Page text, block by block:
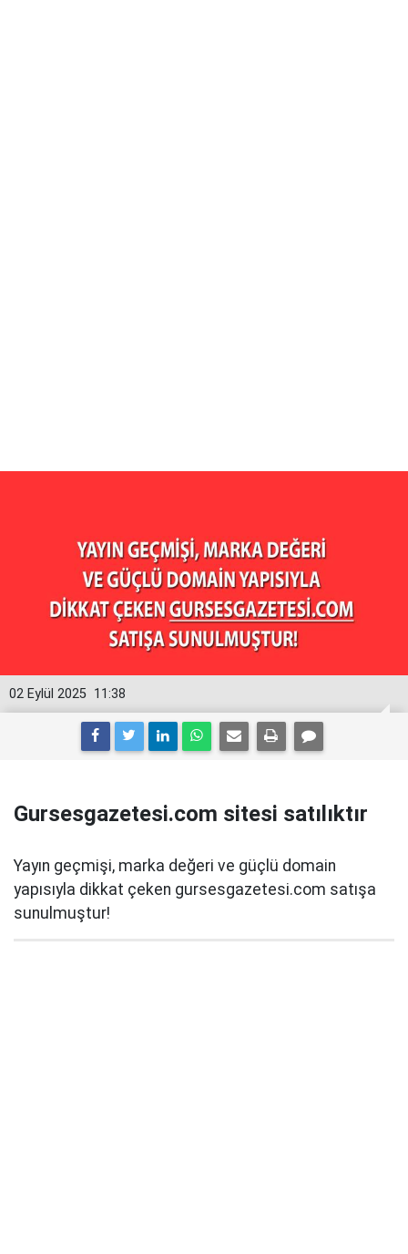
11:38
02 Eylül 2025
Gursesgazetesi.com sitesi satılıktır
Yayın geçmişi, marka değeri ve güçlü domain
yapısıyla dikkat çeken gursesgazetesi.com satışa
sunulmuştur!